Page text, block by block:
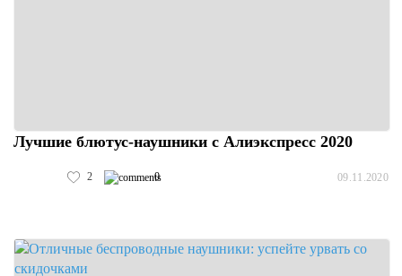
Лучшие блютус-наушники с Алиэкспресс 2020
2 0 09.11.2020